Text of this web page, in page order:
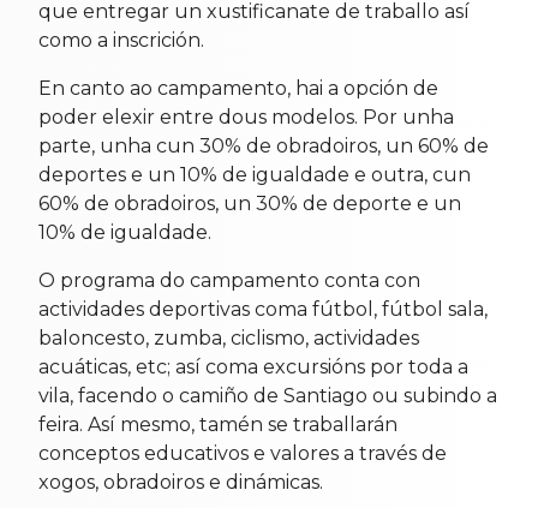
que entregar un xustificanate de traballo así
como a inscrición.
En canto ao campamento, hai a opción de
poder elexir entre dous modelos. Por unha
parte, unha cun 30% de obradoiros, un 60% de
deportes e un 10% de igualdade e outra, cun
60% de obradoiros, un 30% de deporte e un
10% de igualdade.
O programa do campamento conta con
actividades deportivas coma fútbol, fútbol sala,
baloncesto, zumba, ciclismo, actividades
acuáticas, etc; así coma excursións por toda a
vila, facendo o camiño de Santiago ou subindo a
feira. Así mesmo, tamén se traballarán
conceptos educativos e valores a través de
xogos, obradoiros e dinámicas.